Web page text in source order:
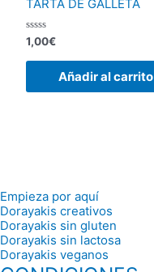
TARTA DE GALLETA
Valorado
con
0
1,00€
Añadir al carrito
Empieza por aquí
Dorayakis creativos
Dorayakis sin gluten
Dorayakis sin lactosa
Dorayakis veganos